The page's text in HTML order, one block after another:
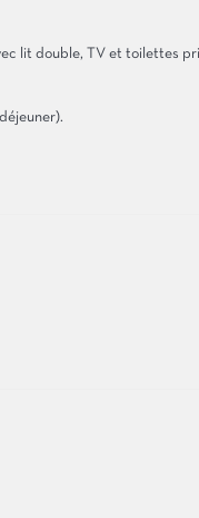
lit double, TV et toilettes